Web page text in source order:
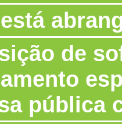
de
pública